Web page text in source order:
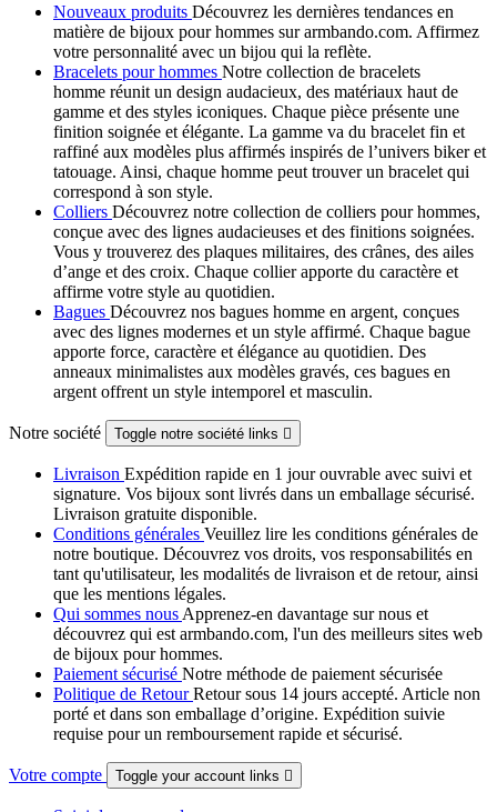
Nouveaux produits Découvrez les dernières tendances en
matière de bijoux pour hommes sur armbando.com. Affirmez
votre personnalité avec un bijou qui la reflète.
Bracelets pour hommes Notre collection de bracelets
homme réunit un design audacieux, des matériaux haut de
gamme et des styles iconiques. Chaque pièce présente une
finition soignée et élégante. La gamme va du bracelet fin et
raffiné aux modèles plus affirmés inspirés de l’univers biker et
tatouage. Ainsi, chaque homme peut trouver un bracelet qui
correspond à son style.
Colliers Découvrez notre collection de colliers pour hommes,
conçue avec des lignes audacieuses et des finitions soignées.
Vous y trouverez des plaques militaires, des crânes, des ailes
d’ange et des croix. Chaque collier apporte du caractère et
affirme votre style au quotidien.
Bagues Découvrez nos bagues homme en argent, conçues
avec des lignes modernes et un style affirmé. Chaque bague
apporte force, caractère et élégance au quotidien. Des
anneaux minimalistes aux modèles gravés, ces bagues en
argent offrent un style intemporel et masculin.
Notre société Toggle notre société links 
Livraison Expédition rapide en 1 jour ouvrable avec suivi et
signature. Vos bijoux sont livrés dans un emballage sécurisé.
Livraison gratuite disponible.
Conditions générales Veuillez lire les conditions générales de
notre boutique. Découvrez vos droits, vos responsabilités en
tant qu'utilisateur, les modalités de livraison et de retour, ainsi
que les mentions légales.
Qui sommes nous Apprenez-en davantage sur nous et
découvrez qui est armbando.com, l'un des meilleurs sites web
de bijoux pour hommes.
Paiement sécurisé Notre méthode de paiement sécurisée
Politique de RetourRetour sous 14 jours accepté. Article non
porté et dans son emballage d’origine. Expédition suivie
requise pour un remboursement rapide et sécurisé.
Votre compte Toggle your account links 